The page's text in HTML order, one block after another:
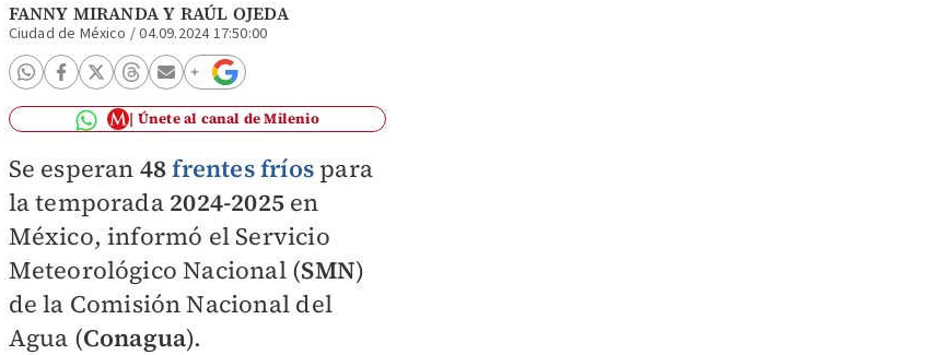
FANNY MIRANDAY RAÚL OJEDA
Ciudad de México /04.09.2024 17:50:00
Únete al canal de Milenio
Se esperan 48frentes fríospara
la temporada 2024-2025en
México, informó el Servicio
Meteorológico Nacional (SMN)
de la Comisión Nacional del
Agua (Conagua).